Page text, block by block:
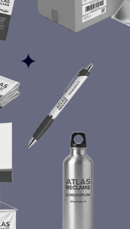
STICKERS